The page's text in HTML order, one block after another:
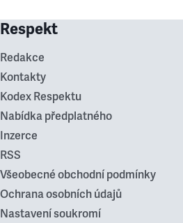
Respekt
Redakce
Kontakty
Kodex Respektu
Nabídka předplatného
Inzerce
RSS
Všeobecné obchodní podmínky
Ochrana osobních údajů
Nastavení soukromí